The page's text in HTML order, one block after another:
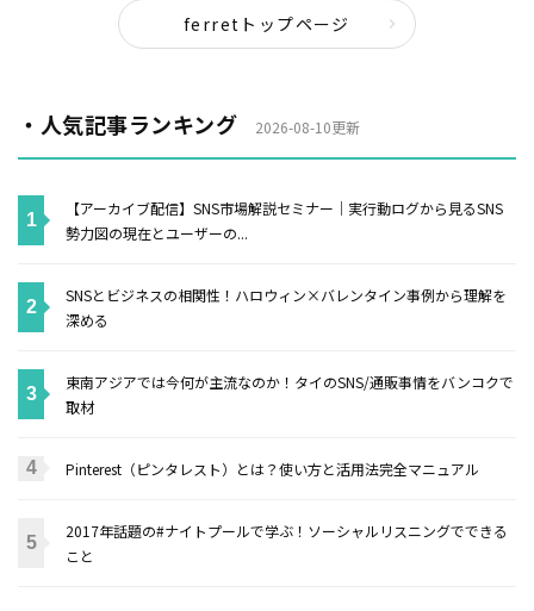
ferretトップページ
・人気記事ランキング 2026-08-10更新
【アーカイブ配信】SNS市場解説セミナー｜実行動ログから見るSNS
勢力図の現在とユーザーの...
SNSとビジネスの相関性！ハロウィン×バレンタイン事例から理解を
深める
東南アジアでは今何が主流なのか！タイのSNS/通販事情をバンコクで
取材
Pinterest（ピンタレスト）とは？使い方と活用法完全マニュアル
2017年話題の#ナイトプールで学ぶ！ソーシャルリスニングでできる
こと